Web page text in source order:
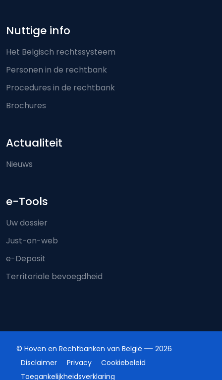
Nuttige info
Het Belgisch rechtssysteem
Personen in de rechtbank
Procedures in de rechtbank
Brochures
Actualiteit
Nieuws
e-Tools
Uw dossier
Just-on-web
e-Deposit
Territoriale bevoegdheid
© Hoven en Rechtbanken van België
2026
Disclaimer
Privacy
Cookiebeleid
Toegankelijkheidsverklaring